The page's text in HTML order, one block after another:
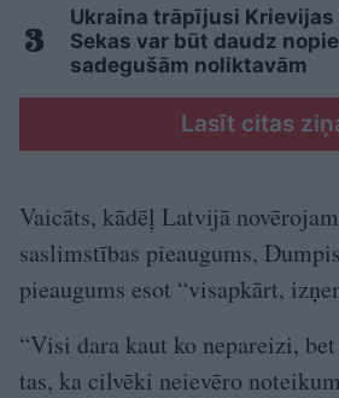
Ukraina trāpījusi
Sekas var būt daudz
sadegušām noliktavām
Lasīt citas
Vaicāts, kādēļ Latvijā
saslimstības pieaugums,
pieaugums esot “visapkārt,
“Visi dara kaut ko nepareizi,
tas, ka cilvēki neievēro